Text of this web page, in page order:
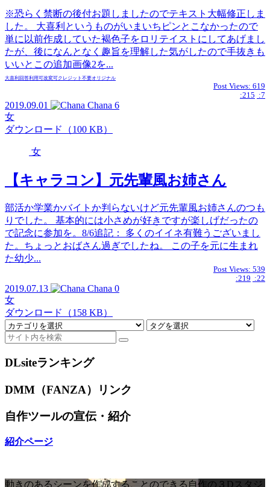
※恐らく禁断の後付お題しましたのでテキスト大幅修正しま
した。 大喜利というものがいまいちピンとこなかったので
単に以前作成していた褐色子をロリテイストにしてあげまし
たが、後になんとなく趣旨を理解した気がしたので手抜きも
いいとこの追加画像2を...
大喜利回答利用可改変可クレジット不要オリジナル
Post Views: 619
:215 :7
2019.09.01 Chana 6
女
ダウンロード（100 KB）
女
【キャラコン】元先輩風お姉さん
部活か学業かバイトか判らないけど元先輩風お姉さんのつも
りでした。 基本的には小さめが好きですが楽しげだったの
で記念に参加を。8/6追記： 多くのイイネ有難うございまし
た。ちょっとおばさん過ぎでしたね。 この子を元に生まれ
た幼少...
Post Views: 539
:219 :22
2019.07.13 Chana 0
女
ダウンロード（158 KB）
DLsiteランキング
DMM（FANZA）リンク
自作ツールの宣伝・紹介
紹介ページ
動きのあるシーンを作成することのできる自作の３Dスタジ